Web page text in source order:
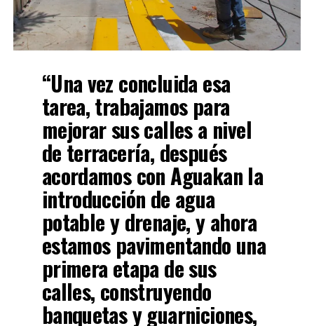
“Una vez concluida esa
tarea, trabajamos para
mejorar sus calles a nivel
de terracería, después
acordamos con Aguakan la
introducción de agua
potable y drenaje, y ahora
estamos pavimentando una
primera etapa de sus
calles, construyendo
banquetas y guarniciones,